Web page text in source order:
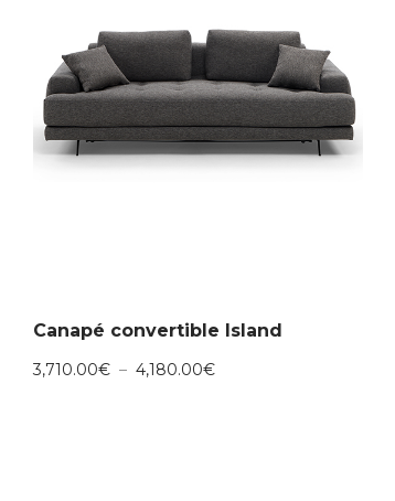
Canapé convertible Island
3,710.00€ – 4,180.00€Plage